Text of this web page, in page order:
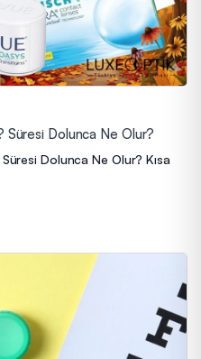
Süresi Dolunca Ne Olur?
Dolunca Ne Olur? Kısa